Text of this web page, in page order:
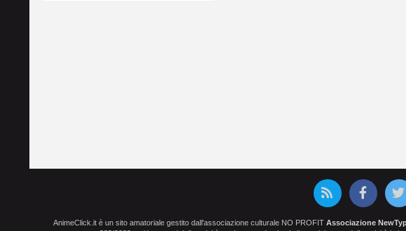
AnimeClick.it è un sito amatoriale gestito dall'associazione culturale NO PROFIT Associazione